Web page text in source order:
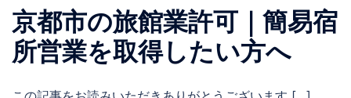
京都市の旅館業許可｜簡易宿
所営業を取得したい方へ